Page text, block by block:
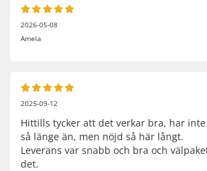
2026-05-08
Amela
2025-09-12
Hittills tycker att det verkar bra, har
så länge än, men nöjd så här långt.
Leverans var snabb och bra och
det.